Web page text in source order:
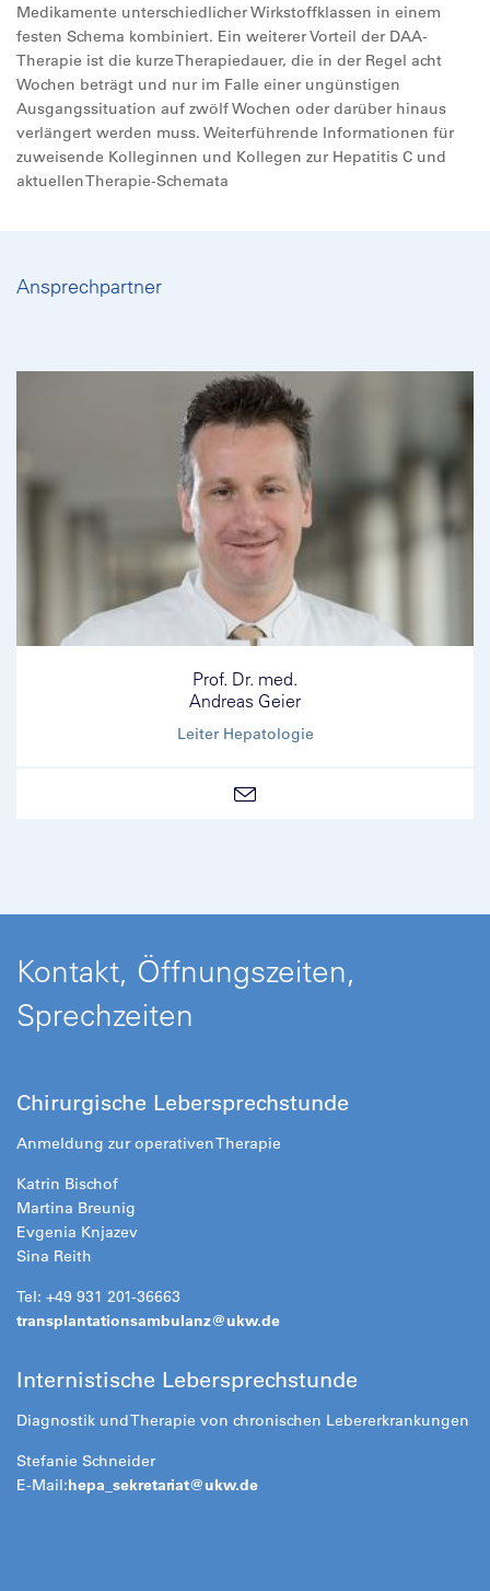
Medikamente unterschiedlicher Wirkstoffklassen in einem
festen Schema kombiniert. Ein weiterer Vorteil der DAA-
Therapie ist die kurze Therapiedauer, die in der Regel acht
Wochen beträgt und nur im Falle einer ungünstigen
Ausgangssituation auf zwölf Wochen oder darüber hinaus
verlängert werden muss. Weiterführende Informationen für
zuweisende Kolleginnen und Kollegen zur Hepatitis C und
aktuellen Therapie-Schemata
Ansprechpartner
Prof. Dr. med.
Andreas Geier
Leiter Hepatologie
Kontakt, Öffnungszeiten,
Sprechzeiten
Chirurgische Lebersprechstunde
Anmeldung zur operativen Therapie
Katrin Bischof
Martina Breunig
Evgenia Knjazev
Sina Reith
Tel: +49 931 201-36663
transplantationsambulanz@ukw.de
Internistische Lebersprechstunde
Diagnostik und Therapie von chronischen Lebererkrankungen
Stefanie Schneider
E-Mail:hepa_sekretariat@ukw.de